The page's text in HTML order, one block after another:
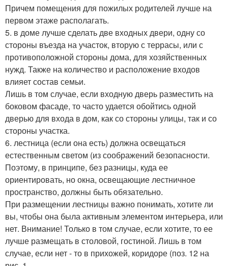
Причем помещения для пожилых родителей лучше на
первом этаже располагать.
5. в доме лучше сделать две входных двери, одну со
стороны въезда на участок, вторую с террасы, или с
противоположной стороны дома, для хозяйственных
нужд. Также на количество и расположение входов
влияет состав семьи.
Лишь в том случае, если входную дверь разместить на
боковом фасаде, то часто удается обойтись одной
дверью для входа в дом, как со стороны улицы, так и со
стороны участка.
6. лестница (если она есть) должна освещаться
естественным светом (из соображений безопасности.
Поэтому, в принципе, без разницы, куда ее
ориентировать, но окна, освещающие лестничное
пространство, должны быть обязательно.
При размещении лестницы важно понимать, хотите ли
вы, чтобы она была активным элементом интерьера, или
нет. Внимание! Только в том случае, если хотите, то ее
лучше размещать в столовой, гостиной. Лишь в том
случае, если нет - то в прихожей, коридоре (поз. 12 на